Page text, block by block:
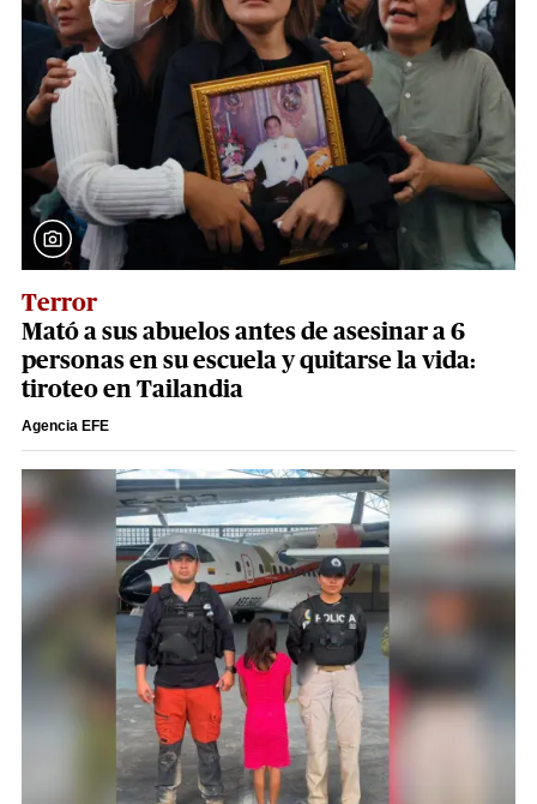
Terror
Mató a sus abuelos antes de asesinar a 6
personas en su escuela y quitarse la vida:
tiroteo en Tailandia
Agencia EFE